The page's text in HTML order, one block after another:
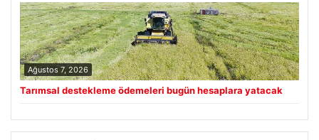
Ağustos 7, 2026
Tarımsal destekleme ödemeleri bugün hesaplara yatacak